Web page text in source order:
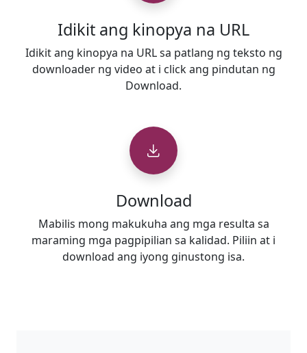
Idikit ang kinopya na URL
Idikit ang kinopya na URL sa patlang ng teksto ng
downloader ng video at i click ang pindutan ng
Download.
Download
Mabilis mong makukuha ang mga resulta sa
maraming mga pagpipilian sa kalidad. Piliin at i
download ang iyong ginustong isa.